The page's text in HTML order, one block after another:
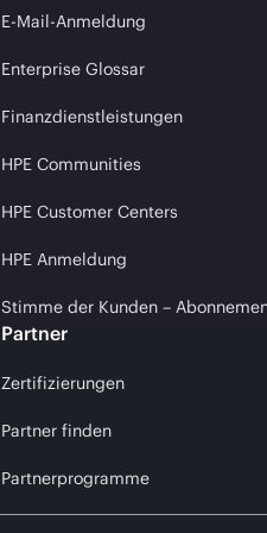
E-Mail-Anmeldung
Enterprise Glossar
Finanzdienstleistungen
HPE Communities
HPE Customer Centers
HPE Anmeldung
Stimme der Kunden –
Partner
Zertifizierungen
Partner finden
Partnerprogramme